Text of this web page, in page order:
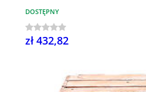
DOSTĘPNY
zł 432,82